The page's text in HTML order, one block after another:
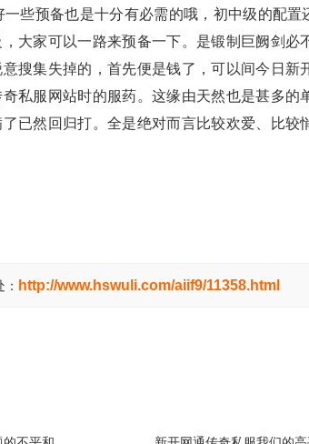
些预备也是十分有必需的哦，初中级的配置
大家可以一路来预备一下。是锻制巨阙剑必
搜集失掉的，首先便是钱了，可以间今日新
私服网站时的服药。这缘由天然也是甚多的
已然回归打。全是绝对而言比较欢爱、比较
http://www.hswuli.com/aiif9/11358.html